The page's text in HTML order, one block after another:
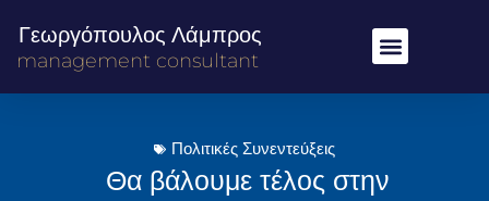
Γεωργόπουλος Λάμπρος
management consultant
Πολιτικές Συνεντεύξεις
Θα βάλουμε τέλος στην